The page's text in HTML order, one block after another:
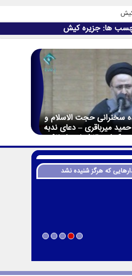
ها:جزیره کیش
سخنرانی حجت الاسلام و
میرباقری – دعای ندبه
پخش زنده جزیره کیش- 16 اسفندماه 92 –
(سلام الله علیها)
که هرگز شنیده نشد